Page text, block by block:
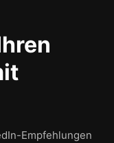
Empfehlungen